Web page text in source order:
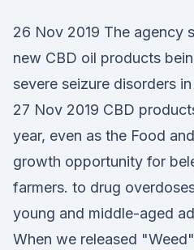
26 Nov 2019 The agency
new CBD oil products
severe seizure disorders
27 Nov 2019 CBD
year, even as the Food
growth opportunity for
farmers. to drug
young and middle-aged
When we released